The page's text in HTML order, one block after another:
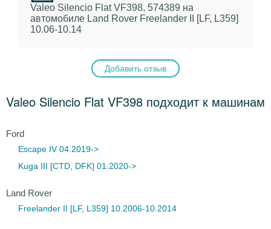
Valeo Silencio Flat VF398, 574389 на
автомобиле Land Rover Freelander II [LF, L359]
10.06-10.14
Добавить отзыв
Valeo Silencio Flat VF398 подходит к машинам
Ford
Escape IV 04.2019->
Kuga III [CTD, DFK] 01.2020->
Land Rover
Freelander II [LF, L359] 10.2006-10.2014